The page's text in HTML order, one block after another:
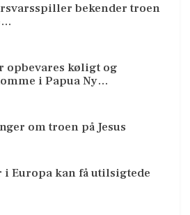
bekender troen
opbevares køligt og
i Papua Ny…
om troen på Jesus
i Europa kan få utilsigtede